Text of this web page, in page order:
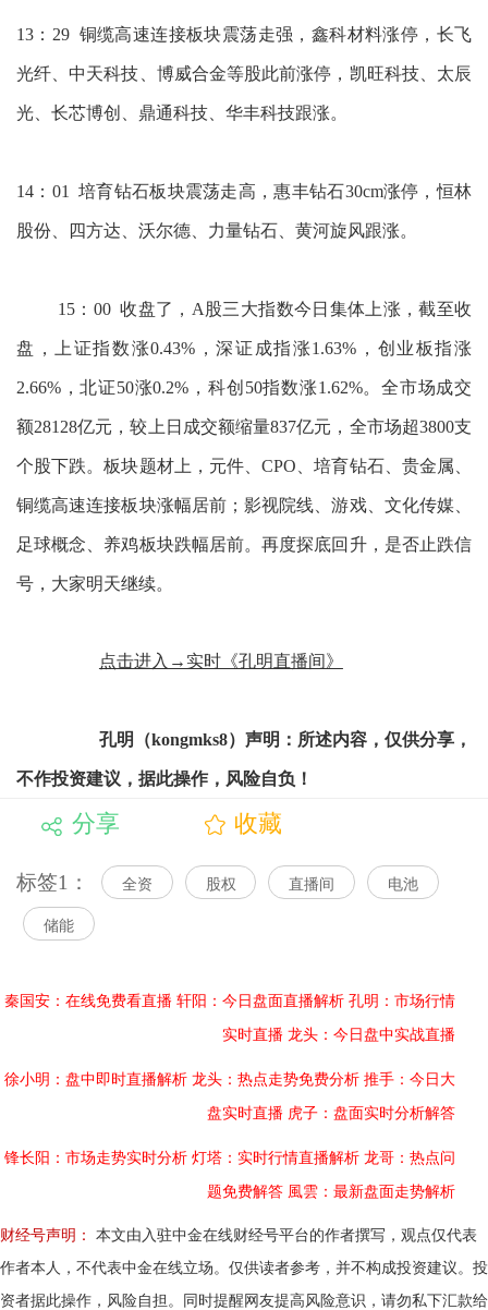
13：29 铜缆高速连接板块震荡走强，鑫科材料涨停，长飞
光纤、中天科技、博威合金等股此前涨停，凯旺科技、太辰
光、长芯博创、鼎通科技、华丰科技跟涨。
14：01 培育钻石板块震荡走高，惠丰钻石30cm涨停，恒林
股份、四方达、沃尔德、力量钻石、黄河旋风跟涨。
15：00 收盘了，A股三大指数今日集体上涨，截至收
盘，上证指数涨0.43%，深证成指涨1.63%，创业板指涨
2.66%，北证50涨0.2%，科创50指数涨1.62%。全市场成交
额28128亿元，较上日成交额缩量837亿元，全市场超3800支
个股下跌。板块题材上，元件、CPO、培育钻石、贵金属、
铜缆高速连接板块涨幅居前；影视院线、游戏、文化传媒、
足球概念、养鸡板块跌幅居前。再度探底回升，是否止跌信
号，大家明天继续。
点击进入→实时《孔明直播间》
孔明（kongmks8）声明：所述内容，仅供分享，
不作投资建议，据此操作，风险自负！
分享 收藏
标签1： 全资 股权 直播间 电池
储能
秦国安：在线免费看直播 轩阳：今日盘面直播解析 孔明：市场行情
实时直播 龙头：今日盘中实战直播
徐小明：盘中即时直播解析 龙头：热点走势免费分析 推手：今日大
盘实时直播 虎子：盘面实时分析解答
锋长阳：市场走势实时分析 灯塔：实时行情直播解析 龙哥：热点问
题免费解答 風雲：最新盘面走势解析
财经号声明：
本文由入驻中金在线财经号平台的作者撰写，观点仅代表
作者本人，不代表中金在线立场。仅供读者参考，并不构成投资建议。投
资者据此操作，风险自担。同时提醒网友提高风险意识，请勿私下汇款给